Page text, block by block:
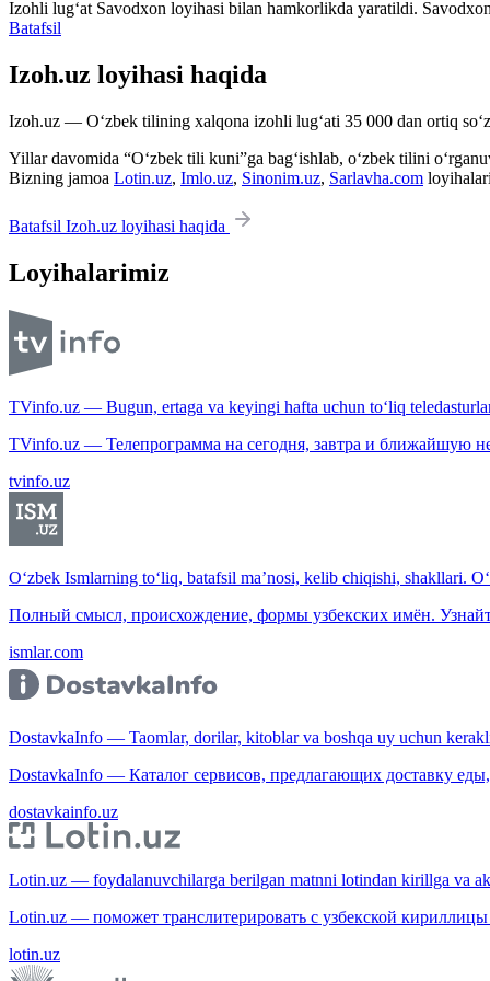
Izohli lugʻat Savodxon loyihasi bilan hamkorlikda yaratildi.
Batafsil
Izoh.uz loyihasi haqida
Izoh.uz — O‘zbek tilining xalqona izohli lug‘ati 35 000 dan ortiq
Yillar davomida “O‘zbek tili kuni”ga bag‘ishlab, o‘zbek tilini
Bizning jamoa Lotin.uz, Imlo.uz, Sinonim.uz, Sarlavha.com
Batafsil Izoh.uz loyihasi haqida
Loyihalarimiz
TVinfo.uz — Bugun, ertaga va keyingi hafta uchun to‘liq
TVinfo.uz — Телепрограмма на сегодня, завтра и ближайшую
tvinfo.uz
O‘zbek Ismlarning to‘liq, batafsil ma’nosi, kelib chiqishi, shakllari.
Полный смысл, происхождение, формы узбекских имён.
ismlar.com
DostavkaInfo — Taomlar, dorilar, kitoblar va boshqa uy uchun
DostavkaInfo — Каталог сервисов, предлагающих доставку
dostavkainfo.uz
Lotin.uz — foydalanuvchilarga berilgan matnni lotindan kirillga va
Lotin.uz — поможет транслитерировать с узбекской
lotin.uz